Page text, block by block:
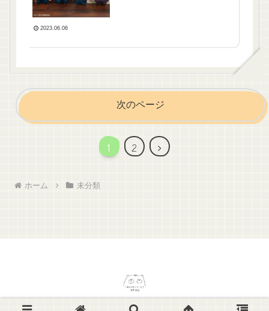
2023.06.06
次のページ
1 2
次
ホーム 未分類